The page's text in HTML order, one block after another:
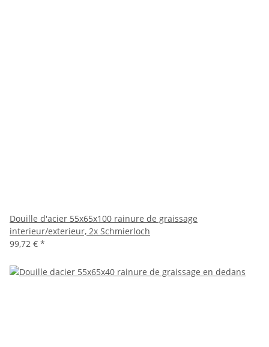
Douille d'acier 55x65x100 rainure de graissage
interieur/exterieur, 2x Schmierloch
99,72 € *